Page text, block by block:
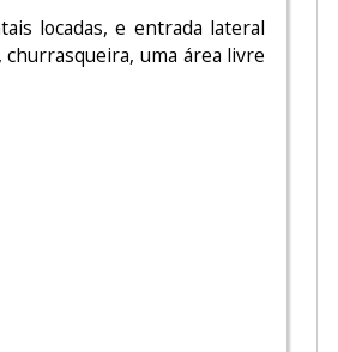
locadas, e entrada lateral
uma área livre